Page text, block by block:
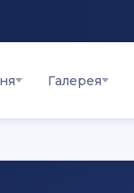
Галерея